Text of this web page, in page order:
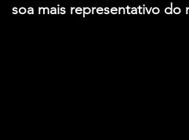
soa mais representativo do